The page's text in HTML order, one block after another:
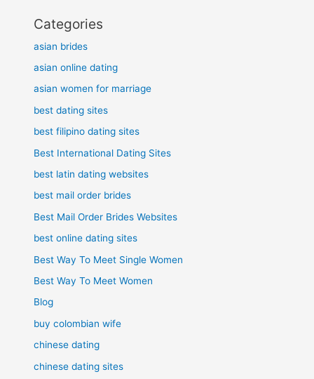
Categories
asian brides
asian online dating
asian women for marriage
best dating sites
best filipino dating sites
Best International Dating Sites
best latin dating websites
best mail order brides
Best Mail Order Brides Websites
best online dating sites
Best Way To Meet Single Women
Best Way To Meet Women
Blog
buy colombian wife
chinese dating
chinese dating sites